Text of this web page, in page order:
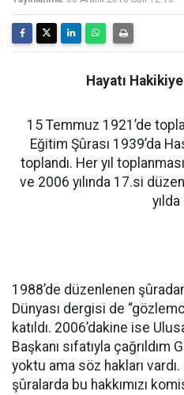
Hayatı
15 Temmuz 1921’de
Eğitim Şûrası 1939’da
toplandı. Her yıl
ve 2006 yılında 17.si
yılda
1988’de düzenlenen
Dünyası dergisi de
katıldı. 2006’dakine ise
Başkanı sıfatıyla çağrıldım
yoktu ama söz hakları vardı.
şûralarda bu hakkımızı